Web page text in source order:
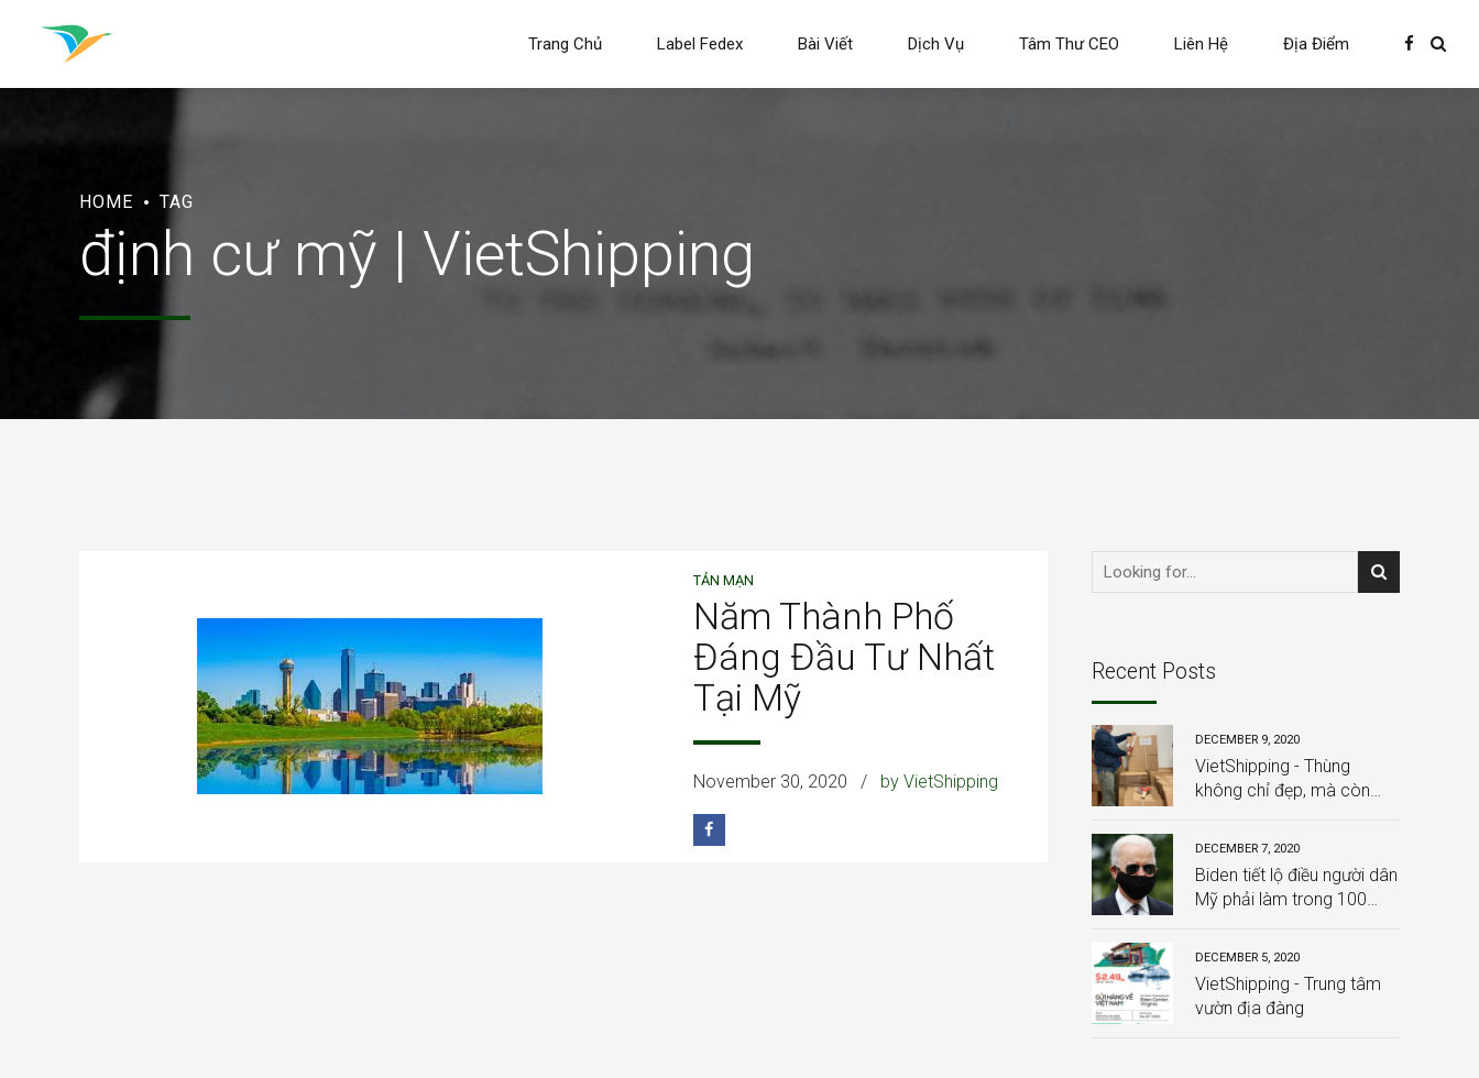
Trang Chủ Label Fedex Bài Viết Dịch Vụ Tâm Thư CEO Liên Hệ Địa Điểm
HOME TAG
định cư mỹ | VietShipping
TẢN MẠN
Năm Thành Phố
Đáng Đầu Tư Nhất
Tại Mỹ
November 30, 2020 by VietShipping
Recent Posts
DECEMBER 9, 2020
VietShipping - Thùng
không chỉ đẹp, mà còn
DECEMBER 7, 2020
Biden tiết lộ điều người dân
Mỹ phải làm trong 100
DECEMBER 5, 2020
VietShipping - Trung tâm
vườn địa đàng